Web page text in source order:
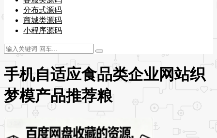
分布式源码
商城类源码
小程序源码
手机自适应食品类企业网站织
梦模产品推荐粮